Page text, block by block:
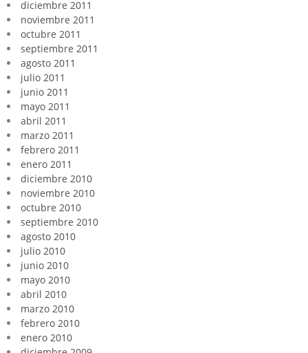
diciembre 2011
noviembre 2011
octubre 2011
septiembre 2011
agosto 2011
julio 2011
junio 2011
mayo 2011
abril 2011
marzo 2011
febrero 2011
enero 2011
diciembre 2010
noviembre 2010
octubre 2010
septiembre 2010
agosto 2010
julio 2010
junio 2010
mayo 2010
abril 2010
marzo 2010
febrero 2010
enero 2010